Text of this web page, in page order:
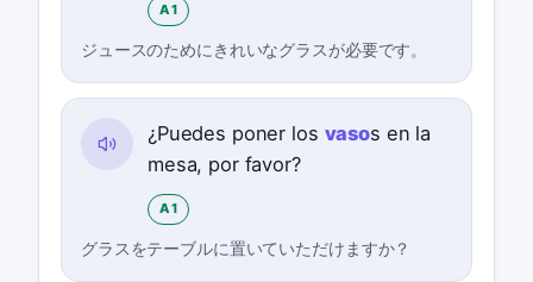
A1
ジュースのためにきれいなグラスが必要です。
¿Puedes poner los vasos en la
mesa, por favor?
A1
グラスをテーブルに置いていただけますか？